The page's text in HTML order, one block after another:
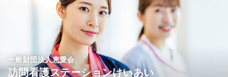
一般財団法人恵愛会
訪問看護ステーションけいあい